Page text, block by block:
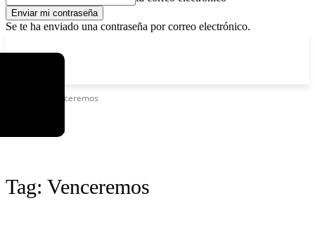
Se te ha enviado una contraseña por correo electrónico.
Venceremos
Tag: Venceremos